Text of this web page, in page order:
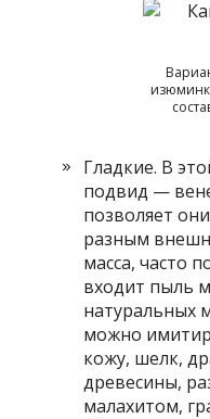
Гладкие. В
подвид —
позволяет
разным
масса, часто
входит пыль
натуральных
можно
кожу, шелк,
древесины,
малахитом,